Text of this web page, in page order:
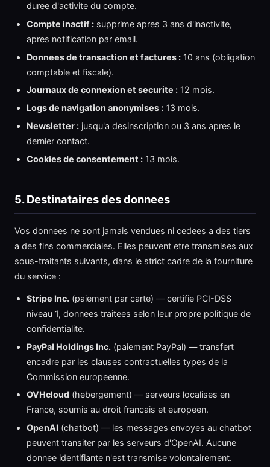
duree d'activite du compte.
Compte inactif : supprime apres 3 ans d'inactivite,
apres notification par email.
Donnees de transaction et factures : 10 ans (obligation
comptable et fiscale).
Journaux de connexion et securite : 12 mois.
Logs de navigation anonymises : 13 mois.
Newsletter : jusqu'a desinscription ou 3 ans apres le
dernier contact.
Cookies de consentement : 13 mois.
5. Destinataires des donnees
Vos donnees ne sont jamais vendues ni cedees a des tiers
a des fins commerciales. Elles peuvent etre transmises aux
sous-traitants suivants, dans le strict cadre de la fourniture
du service :
Stripe Inc. (paiement par carte) — certifie PCI-DSS
niveau 1, donnees traitees selon leur propre politique de
confidentialite.
PayPal Holdings Inc. (paiement PayPal) — transfert
encadre par les clauses contractuelles types de la
Commission europeenne.
OVHcloud (hebergement) — serveurs localises en
France, soumis au droit francais et europeen.
OpenAI (chatbot) — les messages envoyes au chatbot
peuvent transiter par les serveurs d'OpenAI. Aucune
donnee identifiante n'est transmise volontairement.